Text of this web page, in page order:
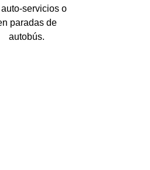
auto-servicios o
paradas de
autobús.